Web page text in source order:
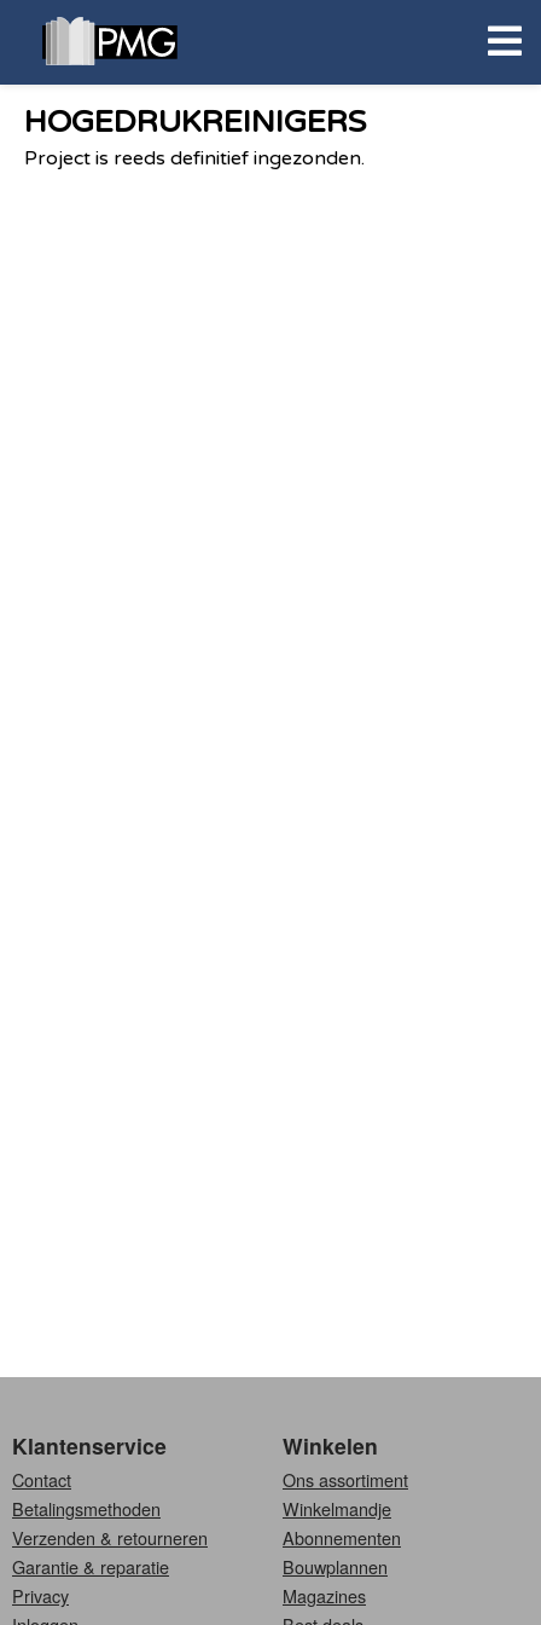
HOGEDRUKREINIGERS
Project is reeds definitief ingezonden.
Klantenservice
Contact
Betalingsmethoden
Verzenden & retourneren
Garantie & reparatie
Privacy
Winkelen
Ons assortiment
Winkelmandje
Abonnementen
Bouwplannen
Magazines